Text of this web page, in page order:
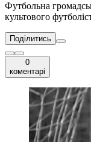
Футбольна
культового
Поділитись
0
коментарі